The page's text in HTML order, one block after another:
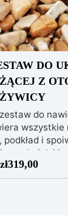
DO
Z
do
wszystkie
i
jak i
Szczegółowe
zł319,00